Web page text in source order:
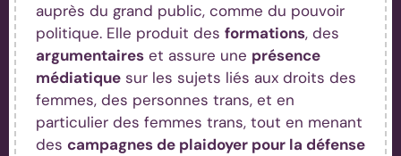
auprès du grand public, comme du pouvoir
politique. Elle produit des formations, des
argumentaires et assure une présence
médiatique sur les sujets liés aux droits des
femmes, des personnes trans, et en
particulier des femmes trans, tout en menant
des campagnes de plaidoyer pour la défense